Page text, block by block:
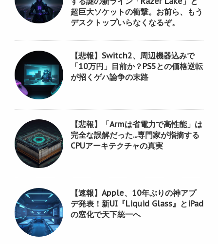
超巨大ソケットの衝撃。お前ら、もう
デスクトップいらなくなるぞ。
【悲報】Switch2、周辺機器込みで
「10万円」目前か？PS5との価格逆転
が招くゲハ論争の末路
【悲報】「Armは省電力で高性能」は
完全な誤解だった...専門家が指摘する
CPUアーキテクチャの真実
【速報】Apple、10年ぶりの神アプ
デ発表！新UI『Liquid Glass』とiPad
の窓化で天下統一へ